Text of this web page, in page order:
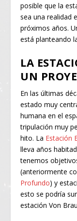
posible que la
sea una realidad
próximos años.
está planteando
LA
UN
En las últimas
estado muy
humana en el
tripulación muy
hito. La Estación
lleva años
tenemos
(anteriormente
Profundo) y
esto se podría
estación Von